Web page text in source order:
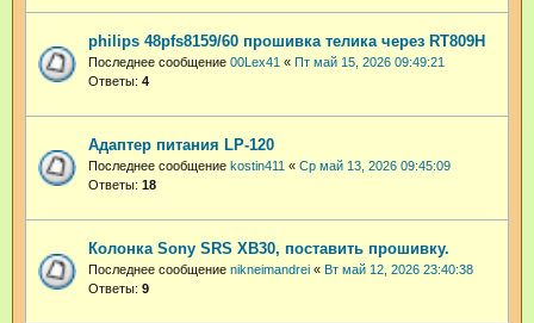
philips 48pfs8159/60 прошивка телика через RT809H
Последнее сообщение 00Lex41 « Пт май 15, 2026 09:49:21
Ответы: 4
Адаптер питания LP-120
Последнее сообщение kostin411 « Ср май 13, 2026 09:45:09
Ответы: 18
Колонка Sony SRS XB30, поставить прошивку.
Последнее сообщение nikneimandrei « Вт май 12, 2026 23:40:38
Ответы: 9